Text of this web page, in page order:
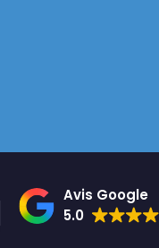
Avis Google
5.0